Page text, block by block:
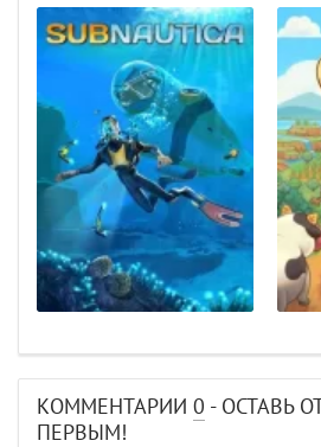
КОММЕНТАРИИ 0 - ОСТАВЬ
ПЕРВЫМ!